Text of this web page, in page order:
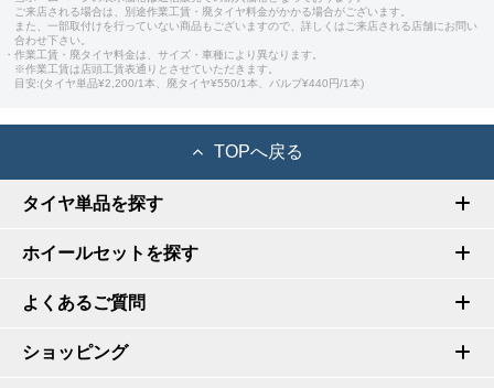
ご来店される場合は、別途作業工賃・廃タイヤ料金がかかる場合がございます。
また、一部取付けを行っていない商品もございますので、詳しくはご来店される店舗にお問い
合わせ下さい。
・作業工賃・廃タイヤ料金は、サイズ・車種により異なります。
※作業工賃は店頭工賃表通りとさせていただきます。
目安:(タイヤ単品¥2,200/1本、廃タイヤ¥550/1本、バルブ¥440円/1本)
TOPへ戻る
タイヤ単品を探す
ホイールセットを探す
よくあるご質問
ショッピング